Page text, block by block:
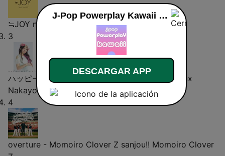
≒JOY nearly-equal-joy
3
ハッピーバースデーソング
Band Ja Nai Mon! Max
Nakayoshi
4
overture - Momoiro Clover Z sanjou!! Momoiro Clover
J-Pop Powerplay Kawaii en vivo
DESCARGAR APP